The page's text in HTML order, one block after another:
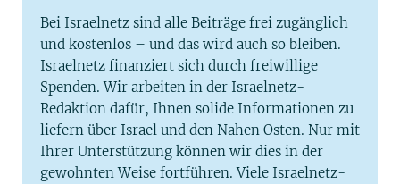
Bei Israelnetz sind alle Beiträge frei zugänglich
und kostenlos – und das wird auch so bleiben.
Israelnetz finanziert sich durch freiwillige
Spenden. Wir arbeiten in der Israelnetz-
Redaktion dafür, Ihnen solide Informationen zu
liefern über Israel und den Nahen Osten. Nur mit
Ihrer Unterstützung können wir dies in der
gewohnten Weise fortführen. Viele Israelnetz-